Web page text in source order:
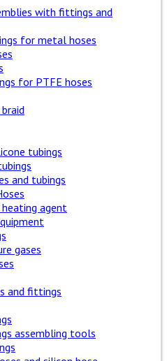
with fittings and
for metal hoses
for PTFE hoses
tubings
and tubings
agent
gases
and fittings
assembling tools